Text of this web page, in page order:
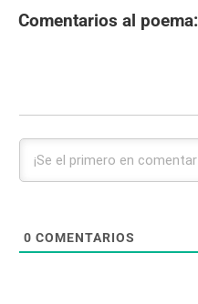
Comentarios al poema:
0 COMENTARIOS